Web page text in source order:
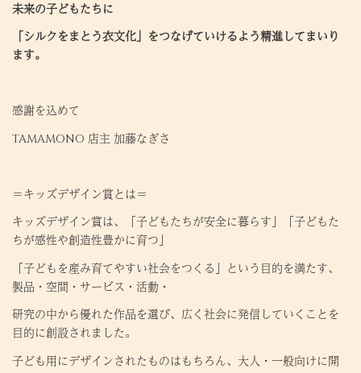
未来の子どもたちに
「シルクをまとう衣文化」をつなげていけるよう精進してまいり
ます。
感謝を込めて
TAMAMONO 店主 加藤なぎさ
＝キッズデザイン賞とは＝
キッズデザイン賞は、「子どもたちが安全に暮らす」「子どもた
ちが感性や創造性豊かに育つ」
「子どもを産み育てやすい社会をつくる」という目的を満たす、
製品・空間・サービス・活動・
研究の中から優れた作品を選び、広く社会に発信していくことを
目的に創設されました。
子ども用にデザインされたものはもちろん、大人・一般向けに開